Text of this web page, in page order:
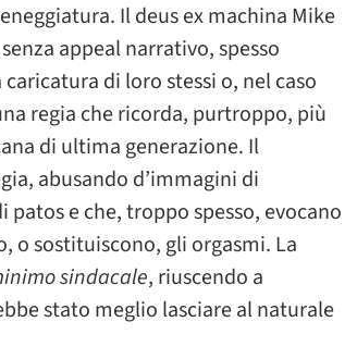
Il deus ex machina Mike
appeal narrativo, spesso
di loro stessi o, nel caso
regia che ricorda, purtroppo, più
di ultima generazione. Il
abusando d’immagini di
e che, troppo spesso, evocano
o sostituiscono, gli orgasmi. La
sindacale, riuscendo a
stato meglio lasciare al naturale